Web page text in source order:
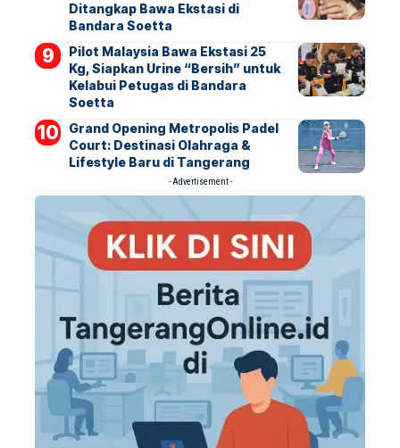
Ditangkap Bawa Ekstasi di
Bandara Soetta
Pilot Malaysia Bawa Ekstasi 25
Kg, Siapkan Urine “Bersih” untuk
Kelabui Petugas di Bandara
Soetta
Grand Opening Metropolis Padel
Court: Destinasi Olahraga &
Lifestyle Baru di Tangerang
- Advertisement -